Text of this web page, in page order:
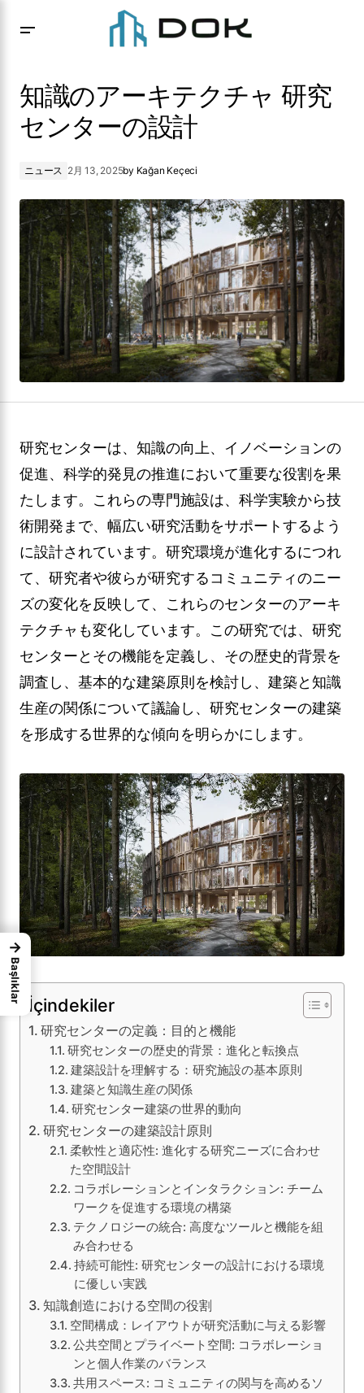
知識のアーキテクチャ 研究
センターの設計
ニュース 2月 13, 2025by Kağan Keçeci
研究センターは、知識の向上、イノベーションの
促進、科学的発見の推進において重要な役割を果
たします。これらの専門施設は、科学実験から技
術開発まで、幅広い研究活動をサポートするよう
に設計されています。研究環境が進化するにつれ
て、研究者や彼らが研究するコミュニティのニー
ズの変化を反映して、これらのセンターのアーキ
テクチャも変化しています。この研究では、研究
センターとその機能を定義し、その歴史的背景を
調査し、基本的な建築原則を検討し、建築と知識
生産の関係について議論し、研究センターの建築
を形成する世界的な傾向を明らかにします。
İçindekiler
研究センターの定義：目的と機能
研究センターの歴史的背景：進化と転換点
建築設計を理解する：研究施設の基本原則
建築と知識生産の関係
研究センター建築の世界的動向
研究センターの建築設計原則
柔軟性と適応性: 進化する研究ニーズに合わせ
た空間設計
コラボレーションとインタラクション: チーム
ワークを促進する環境の構築
テクノロジーの統合: 高度なツールと機能を組
み合わせる
持続可能性: 研究センターの設計における環境
に優しい実践
知識創造における空間の役割
空間構成：レイアウトが研究活動に与える影響
公共空間とプライベート空間: コラボレーショ
ンと個人作業のバランス
共用スペース: コミュニティの関与を高めるソ
→
Başlıklar